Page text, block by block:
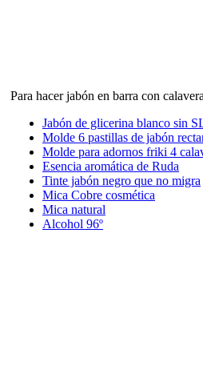
Para hacer jabón en barra con
Jabón de glicerina blanco sin
Molde 6 pastillas de jabón
Molde para adornos friki 4
Esencia aromática de Ruda
Tinte jabón negro que no migra
Mica Cobre cosmética
Mica natural
Alcohol 96º